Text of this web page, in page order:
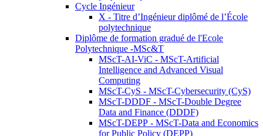
Cycle Ingénieur
X - Titre d’Ingénieur diplômé de l’École
polytechnique
Diplôme de formation gradué de l'Ecole
Polytechnique -MSc&T
MScT-AI-ViC - MScT-Artificial
Intelligence and Advanced Visual
Computing
MScT-CyS - MScT-Cybersecurity (CyS)
MScT-DDDF - MScT-Double Degree
Data and Finance (DDDF)
MScT-DEPP - MScT-Data and Economics
for Public Policy (DEPP)